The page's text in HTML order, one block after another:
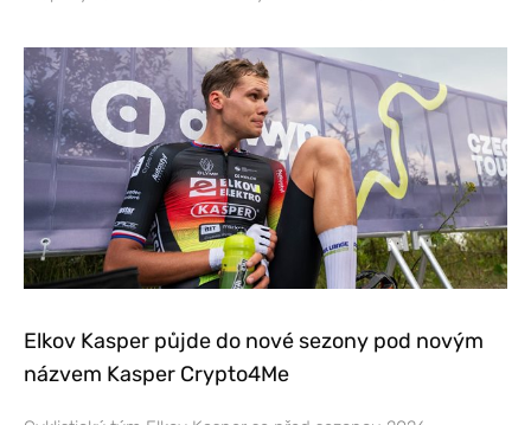
Elkov Kasper půjde do nové sezony pod novým
názvem Kasper Crypto4Me